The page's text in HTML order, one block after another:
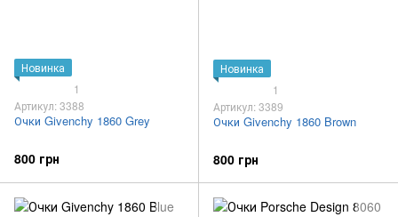
Новинка
1
Артикул: 3388
Очки Givenchy 1860 Grey
800 грн
Новинка
1
Артикул: 3389
Очки Givenchy 1860 Brown
800 грн